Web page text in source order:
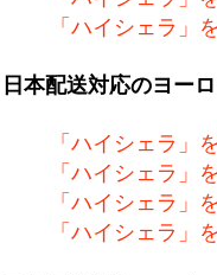
「ハイシェラ」を
日本配送対応のヨー
「ハイシェラ」を
「ハイシェラ」を
「ハイシェラ」を
「ハイシェラ」を